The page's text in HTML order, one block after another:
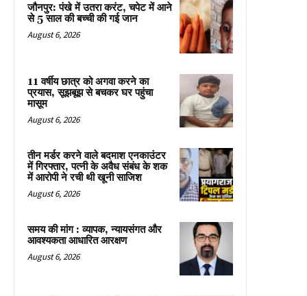
जौनपुर: पंखे में उतरा करंट, चपेट में आने
से 5 साल की बच्ची की गई जान
August 6, 2026
11 वर्षीय छात्र को अगवा करने का
प्रयास, सूझबूझ से बचकर घर पहुंचा
मासूम
August 6, 2026
तीन मर्डर करने वाले बदमाश एनकाउंटर
में गिरफ्तार, पत्नी के अवैध संबंध के शक
में आरोपी ने रची थी खूनी साजिश
August 6, 2026
समय की मांग : व्यापक, न्यायसंगत और
आवश्यकता आधारित आरक्षण
August 6, 2026